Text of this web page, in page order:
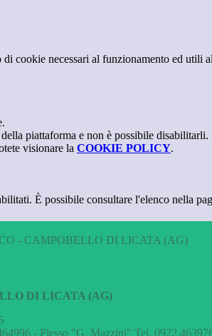
cookie necessari al funzionamento ed utili
piattaforma e non è possibile disabilitarli.
visionare la COOKIE POLICY.
È possibile consultare l'elenco nella
- CAMPOBELLO DI LICATA (AG)
DI LICATA (AG)
- Plesso "G. Mazzini" Tel. 0922